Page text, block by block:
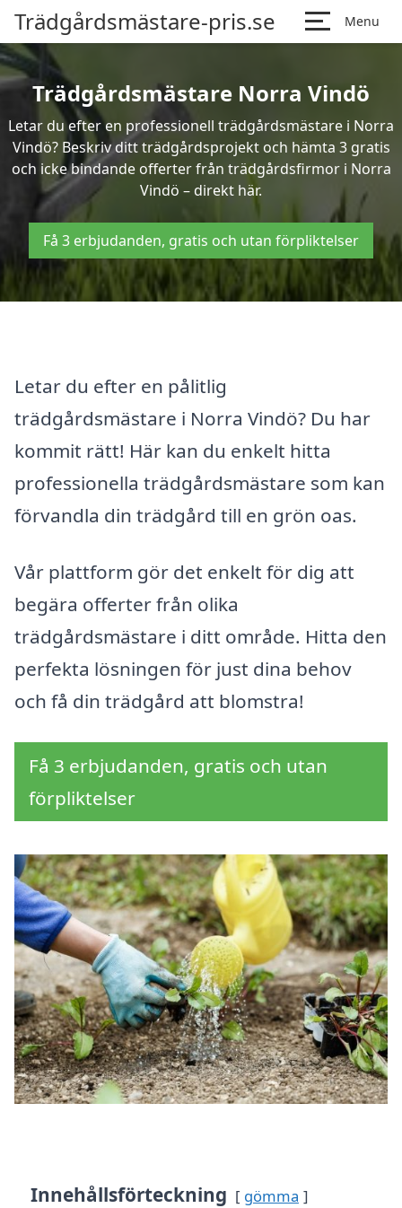
Trädgårdsmästare-pris.se Menu
Trädgårdsmästare Norra Vindö
Letar du efter en professionell trädgårdsmästare i Norra
Vindö? Beskriv ditt trädgårdsprojekt och hämta 3 gratis
och icke bindande offerter från trädgårdsfirmor i Norra
Vindö – direkt här.
Få 3 erbjudanden, gratis och utan förpliktelser
Letar du efter en pålitlig
trädgårdsmästare i Norra Vindö? Du har
kommit rätt! Här kan du enkelt hitta
professionella trädgårdsmästare som kan
förvandla din trädgård till en grön oas.
Vår plattform gör det enkelt för dig att
begära offerter från olika
trädgårdsmästare i ditt område. Hitta den
perfekta lösningen för just dina behov
och få din trädgård att blomstra!
Få 3 erbjudanden, gratis och utan
förpliktelser
Innehållsförteckning gömma